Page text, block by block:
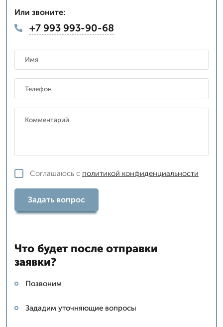
Или звоните:
+7 993 993-90-68
Соглашаюсь с политикой конфиденциальности
Задать вопрос
Что будет после отправки
заявки?
Позвоним
Зададим уточняющие вопросы